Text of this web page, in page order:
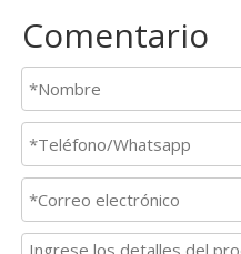
Comentario